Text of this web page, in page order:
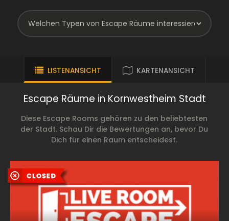
LISTENANSICHT KARTENANSICHT
Escape Räume in Kornwestheim Stadt
Diese Escape Rooms gehören zu den beliebtesten
der Stadt. Schau Dir die Bewertungen an, bevor Du
Dich für einen Raum entscheidest.